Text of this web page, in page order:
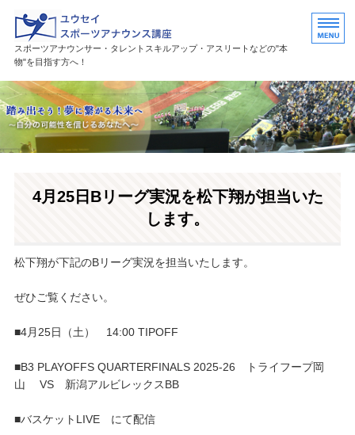
ユウセイスポーツアナウンスス
スポーツアナウンサー・タレントスキルアップ・アスリートなどの"本
物"を目指す方へ！
HOME
講座紹介
活躍中の卒業生・受講生
4月25日Bリーグ実況を松下翔が担当いた
します。
松下翔が下記のBリーグ実況を担当いたします。
ぜひご覧ください。
■4月25日（土） 14:00 TIPOFF
■B3 PLAYOFFS QUARTERFINALS 2025-26 トライフープ岡
山 VS 新潟アルビレックスBB
■バスケットLIVE にて配信